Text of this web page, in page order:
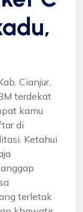
Cianjur,
terdekat
kamu
di
Ketahui
terletak